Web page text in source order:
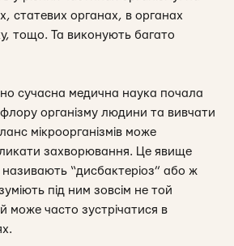
статевих органах, в органах
тощо. Та виконують багато
сучасна медична наука почала
організму людини та вивчати
мікроорганізмів може
захворювання. Це явище
називають “дисбактеріоз” або ж
під ним зовсім не той
може часто зустрічатися в